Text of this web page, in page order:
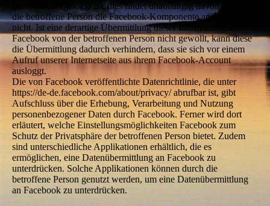
Facebook eingeloggt ist; dies findet unabhängig davon statt, ob
die betroffene Person die Facebook-Komponente anklickt oder
nicht. Ist eine derartige Übermittlung dieser Informationen an
Facebook von der betroffenen Person nicht gewollt, kann diese
die Übermittlung dadurch verhindern, dass sie sich vor einem
Aufruf unserer Internetseite aus ihrem Facebook-Account
ausloggt.
Die von Facebook veröffentlichte Datenrichtlinie, die unter
https://de-de.facebook.com/about/privacy/ abrufbar ist, gibt
Aufschluss über die Erhebung, Verarbeitung und Nutzung
personenbezogener Daten durch Facebook. Ferner wird dort
erläutert, welche Einstellungsmöglichkeiten Facebook zum
Schutz der Privatsphäre der betroffenen Person bietet. Zudem
sind unterschiedliche Applikationen erhältlich, die es
ermöglichen, eine Datenübermittlung an Facebook zu
unterdrücken. Solche Applikationen können durch die
betroffene Person genutzt werden, um eine Datenübermittlung
an Facebook zu unterdrücken.